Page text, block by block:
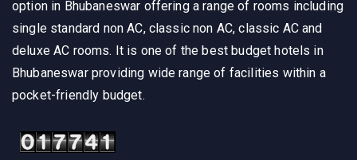
option in Bhubaneswar offering a range of rooms including
single standard non AC, classic non AC, classic AC and
deluxe AC rooms. It is one of the best budget hotels in
Bhubaneswar providing wide range of facilities within a
pocket-friendly budget.